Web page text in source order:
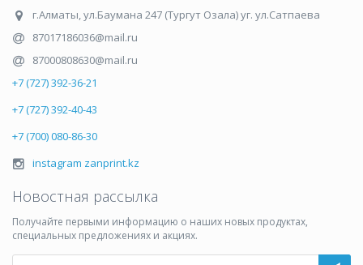
г.Алматы,ул.Баумана 247 (Тургут Озала) уг. ул.Сатпаева
87017186036@mail.ru
87000808630@mail.ru
+7 (727) 392-36-21
+7 (727) 392-40-43
+7 (700) 080-86-30
instagram zanprint.kz
Новостная рассылка
Получайте первыми информацию о наших новых продуктах,
специальных предложениях и акциях.